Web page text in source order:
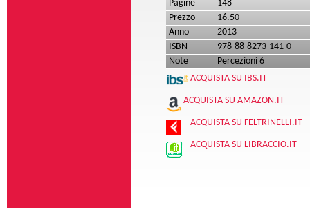
Pagine
148
Prezzo
16.50
Anno
2013
ISBN
978-88-8273-141-0
Note
Percezioni 6
ACQUISTA SU IBS.IT
ACQUISTA SU AMAZON.IT
ACQUISTA SU FELTRINELLI.IT
ACQUISTA SU LIBRACCIO.IT